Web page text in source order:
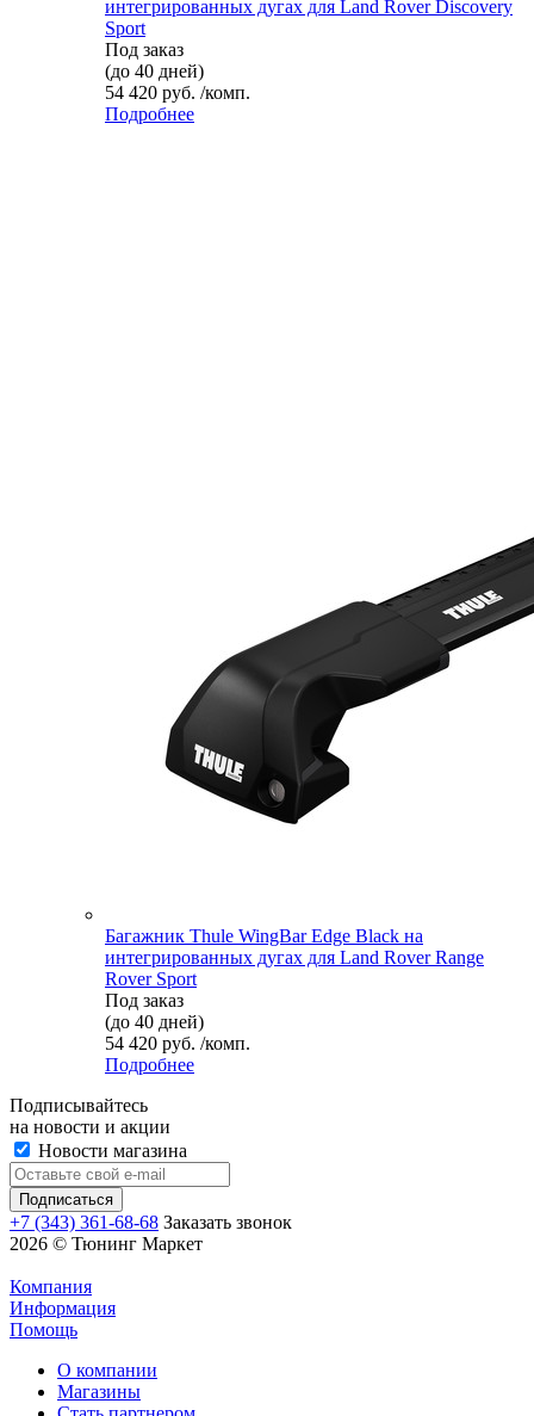
интегрированных дугах для Land Rover Discovery
Sport
Под заказ
(до 40 дней)
54 420 руб. /комп.
Подробнее
Багажник Thule WingBar Edge Black на
интегрированных дугах для Land Rover Range
Rover Sport
Под заказ
(до 40 дней)
54 420 руб. /комп.
Подробнее
Подписывайтесь
на новости и акции
Новости магазина
+7 (343) 361-68-68 Заказать звонок
2026 © Тюнинг Маркет
Компания
Информация
Помощь
О компании
Магазины